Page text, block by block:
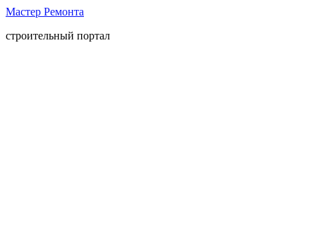
Мастер Ремонта
строительный портал